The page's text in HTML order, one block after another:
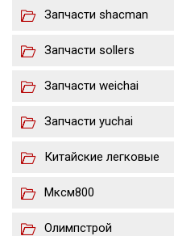
Запчасти shacman
Запчасти sollers
Запчасти weichai
Запчасти yuchai
Китайские легковые
Мксм800
Олимпстрой